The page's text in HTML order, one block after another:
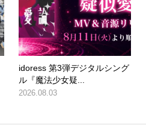
idoress 第3弾デジタルシング
ル『魔法少女疑...
2026.08.03